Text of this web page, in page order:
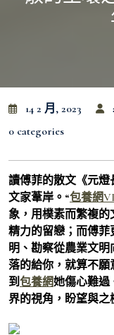
14 2 月, 2023
0 categories
讀傅菲的散文《元燈
文家葦岸。“包養網
象，用樸素而繁複
精力的留戀；而傅
明、勘察從農業文
落的給你，就算不
到包養網她傷心難過
界的視角，盼望與之